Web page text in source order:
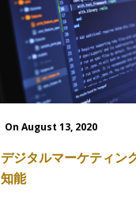
On August 13, 2020
デジタルマーケティン
知能